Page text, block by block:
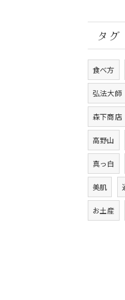
タグ
食べ方
弘法大師
森下商店
高野山
真っ白
美肌
お土産